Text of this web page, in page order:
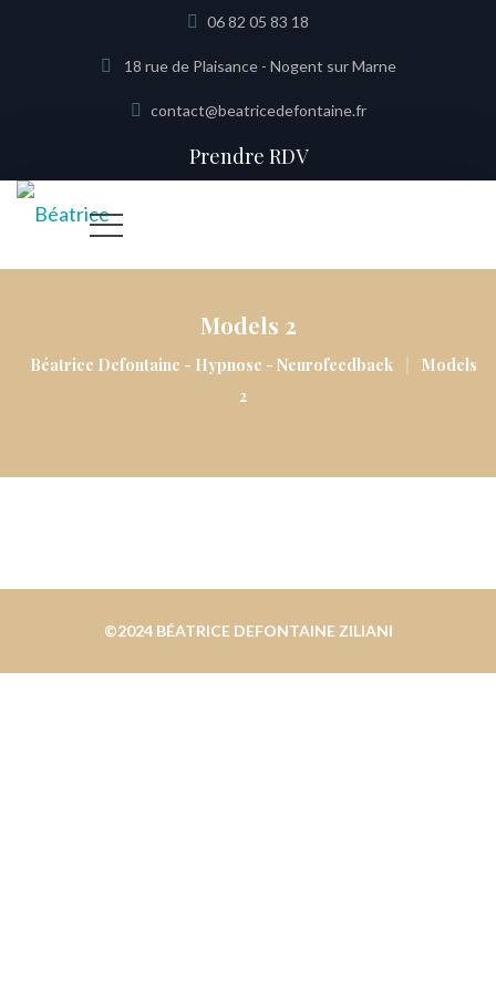
06 82 05 83 18
18 rue de Plaisance - Nogent sur Marne
contact@beatricedefontaine.fr
Prendre RDV
Models 2
Béatrice Defontaine - Hypnose - Neurofeedback |
Models
2
©2024 BÉATRICE DEFONTAINE ZILIANI